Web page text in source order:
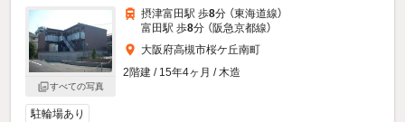
すべての写真
摂津富田駅 歩8分 （東海道線）
富田駅 歩8分 （阪急京都線）
大阪府高槻市桜ケ丘南町
2階建 / 15年4ヶ月 / 木造
駐輪場あり